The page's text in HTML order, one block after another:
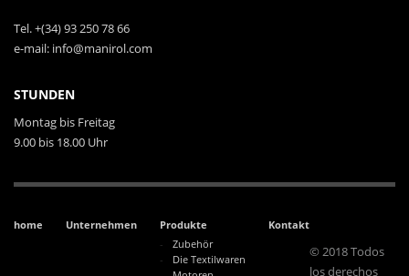
Tel. +(34) 93 250 78 66
e-mail: info@manirol.com
STUNDEN
Montag bis Freitag
9.00 bis 18.00 Uhr
home Unternehmen
Produkte
Zubehör
Die Textilwaren
Kontakt
© 2018 Todos
los derechos